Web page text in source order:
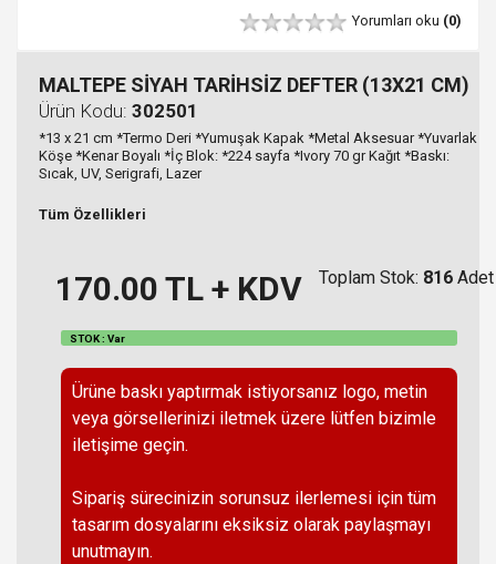
Yorumları oku (0)
MALTEPE SİYAH TARİHSİZ DEFTER (13X21 CM)
Ürün Kodu: 302501
*13 x 21 cm *Termo Deri *Yumuşak Kapak *Metal Aksesuar *Yuvarlak
Köşe *Kenar Boyalı *İç Blok: *224 sayfa *Ivory 70 gr Kağıt *Baskı:
Sıcak, UV, Serigrafi, Lazer
Tüm Özellikleri
170.00 TL + KDV Toplam Stok: 816 Adet
STOK : Var
Ürüne baskı yaptırmak istiyorsanız logo, metin
veya görsellerinizi iletmek üzere lütfen bizimle
iletişime geçin.
Sipariş sürecinizin sorunsuz ilerlemesi için tüm
tasarım dosyalarını eksiksiz olarak paylaşmayı
unutmayın.